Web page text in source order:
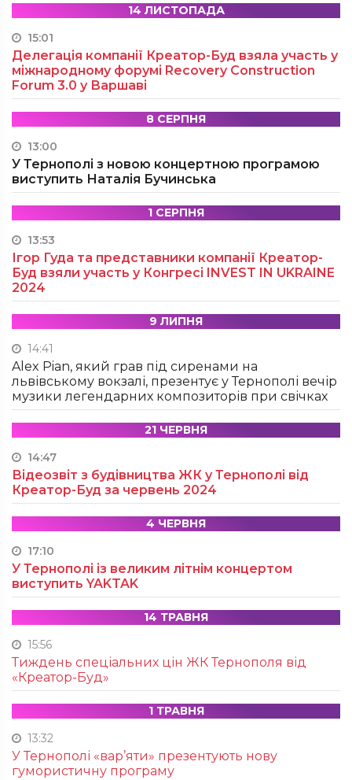
14 ЛИСТОПАДА
15:01
Делегація компанії Креатор-Буд взяла участь у
міжнародному форумі Recovery Construction
Forum 3.0 у Варшаві
8 СЕРПНЯ
13:00
У Тернополі з новою концертною програмою
виступить Наталія Бучинська
1 СЕРПНЯ
13:53
Ігор Гуда та представники компанії Креатор-
Буд взяли участь у Конгресі INVEST IN UKRAINE
2024
9 ЛИПНЯ
14:41
Alex Pian, який грав під сиренами на
львівському вокзалі, презентує у Тернополі вечір
музики легендарних композиторів при свічках
21 ЧЕРВНЯ
14:47
Відеозвіт з будівництва ЖК у Тернополі від
Креатор-Буд за червень 2024
4 ЧЕРВНЯ
17:10
У Тернополі із великим літнім концертом
виступить YAKTAK
14 ТРАВНЯ
15:56
Тиждень спеціальних цін ЖК Тернополя від
«Креатор-Буд»
1 ТРАВНЯ
13:32
У Тернополі «вар’яти» презентують нову
гумористичну програму